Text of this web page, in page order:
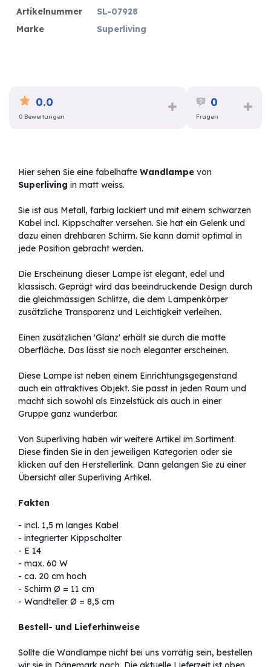
Artikelnummer
SL-07928
Marke
Superliving
0.0
0 Bewertungen
0
Fragen
Hier sehen Sie eine fabelhafte Wandlampe von
Superliving in matt weiss.
Sie ist aus Metall, farbig lackiert und mit einem schwarzen
Kabel incl. Kippschalter versehen. Sie hat ein Gelenk und
dazu einen drehbaren Schirm. Sie kann damit optimal in
jede Position gebracht werden.
Die Erscheinung dieser Lampe ist elegant, edel und
klassisch. Geprägt wird das beeindruckende Design durch
die gleichmässigen Schlitze, die dem Lampenkörper
zusätzliche Transparenz und Leichtigkeit verleihen.
Einen zusätzlichen 'Glanz' erhält sie durch die matte
Oberfläche. Das lässt sie noch eleganter erscheinen.
Diese Lampe ist neben einem Einrichtungsgegenstand
auch ein attraktives Objekt. Sie passt in jeden Raum und
macht sich sowohl als Einzelstück als auch in einer
Gruppe ganz wunderbar.
Von Superliving haben wir weitere Artikel im Sortiment.
Diese finden Sie in den jeweiligen Kategorien oder sie
klicken auf den Herstellerlink. Dann gelangen Sie zu einer
Übersicht aller Superliving Artikel.
Fakten
- incl. 1,5 m langes Kabel
- integrierter Kippschalter
- E 14
- max. 60 W
- ca. 20 cm hoch
- Schirm Ø = 11 cm
- Wandteller Ø = 8,5 cm
Bestell- und Lieferhinweise
Sollte die Wandlampe nicht bei uns vorrätig sein, bestellen